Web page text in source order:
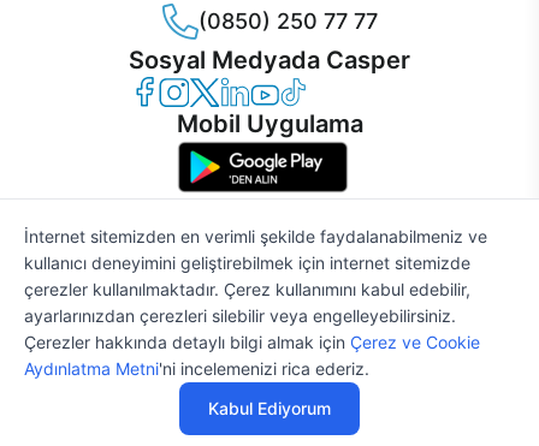
62.907 TL61.649 TL %2
(0850) 250 77 77
Sosyal Medyada Casper
Casper Facebook
Casper Instagram
Casper Twitter
Casper LinkedIn
Casper YouTube
Casper TikTok
Mobil Uygulama
© 2021 - 2026 Casper Bilgisayar Sistemleri A.Ş. Tüm Hakları Saklıdır
KVKK
Çerez Politikası
Bilgi Güvenliği
Bilgi Toplumu Hizmetleri
Mesafeli Satış Sözleşmesi
Aydınlatma Metni
İnternet sitemizden en verimli şekilde faydalanabilmeniz ve
kullanıcı deneyimini geliştirebilmek için internet sitemizde
çerezler kullanılmaktadır. Çerez kullanımını kabul edebilir,
ayarlarınızdan çerezleri silebilir veya engelleyebilirsiniz.
Çerezler hakkında detaylı bilgi almak için Çerez ve Cookie
Aydınlatma Metni'ni incelemenizi rica ederiz.
Kabul Ediyorum